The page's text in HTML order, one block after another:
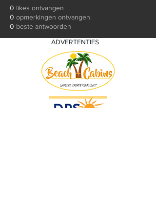
0 likes ontvangen
0 opmerkingen ontvangen
0 beste antwoorden
ADVERTENTIES